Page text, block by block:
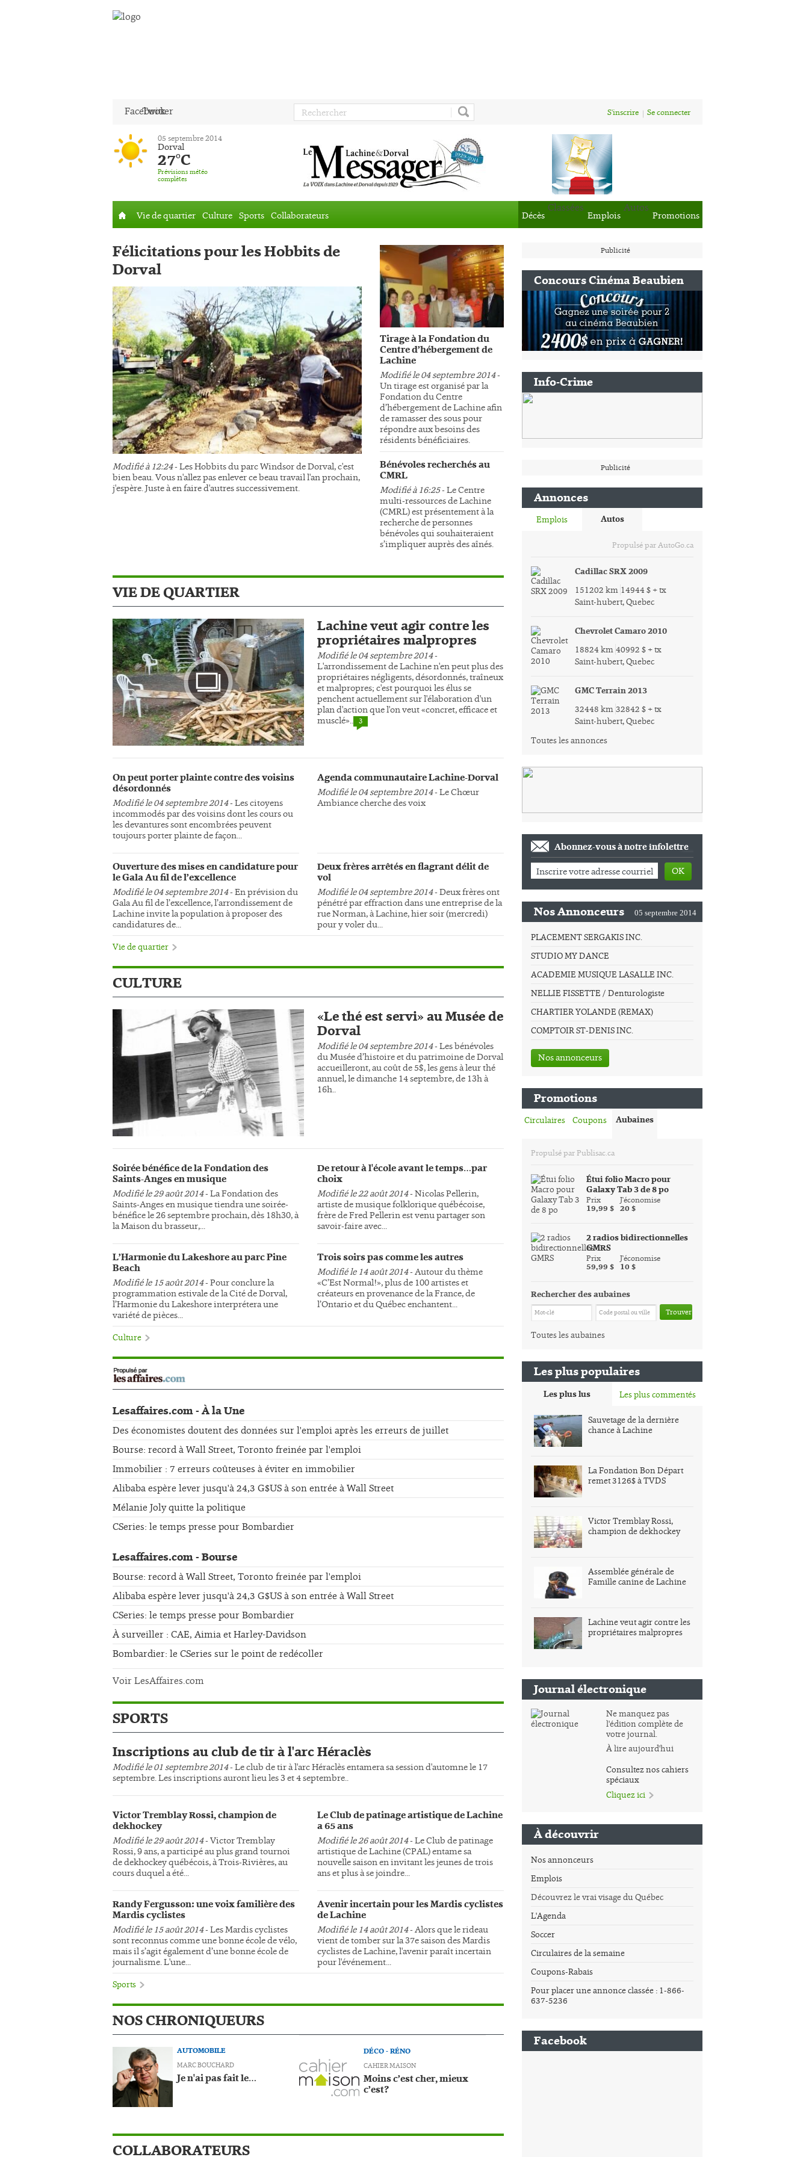
Facebook
Twitter S'inscrire Se connecter
05 septembre 2014
Dorval
27°C
Prévisions météo
complètes
Vie de quartier Culture Sports Collaborateurs Décès
Classées
Emplois
Autos
Promotions
Félicitations pour les Hobbits de
Dorval
Modifié à 12:24- Les Hobbits du parc Windsor de Dorval, c'est
bien beau. Vous n'allez pas enlever ce beau travail l'an prochain,
j'espère. Juste à en faire d'autres successivement.
Tirage à la Fondation du
Centre d’hébergement de
Lachine
Modifié le 04 septembre 2014-
Un tirage est organisé par la
Fondation du Centre
d’hébergement de Lachine afin
de ramasser des sous pour
répondre aux besoins des
résidents bénéficiaires.
Bénévoles recherchés au
CMRL
Modifié à 16:25- Le Centre
multi-ressources de Lachine
(CMRL) est présentement à la
recherche de personnes
bénévoles qui souhaiteraient
s’impliquer auprès des aînés.
VIE DE QUARTIER
Lachine veut agir contre les
propriétaires malpropres
Modifié le 04 septembre 2014-
L'arrondissement de Lachine n'en peut plus des
propriétaires négligents, désordonnés, traîneux
et malpropres; c'est pourquoi les élus se
penchent actuellement sur l'élaboration d'un
plan d'action que l'on veut «concret, efficace et
musclé».. 3
Photo
On peut porter plainte contre des voisins
désordonnés
Modifié le 04 septembre 2014- Les citoyens
incommodés par des voisins dont les cours ou
les devantures sont encombrées peuvent
toujours porter plainte de façon...
Ouverture des mises en candidature pour
le Gala Au fil de l’excellence
Modifié le 04 septembre 2014- En prévision du
Gala Au fil de l’excellence, l’arrondissement de
Lachine invite la population à proposer des
candidatures de...
Agenda communautaire Lachine-Dorval
Modifié le 04 septembre 2014- Le Chœur
Ambiance cherche des voix
Deux frères arrêtés en flagrant délit de
vol
Modifié le 04 septembre 2014- Deux frères ont
pénétré par effraction dans une entreprise de la
rue Norman, à Lachine, hier soir (mercredi)
pour y voler du...
Vie de quartier
CULTURE
«Le thé est servi» au Musée de
Dorval
Modifié le 04 septembre 2014- Les bénévoles
du Musée d’histoire et du patrimoine de Dorval
accueilleront, au coût de 5$, les gens à leur thé
annuel, le dimanche 14 septembre, de 13h à
16h..
Soirée bénéfice de la Fondation des
Saints-Anges en musique
Modifié le 29 août 2014- La Fondation des
Saints-Anges en musique tiendra une soirée-
bénéfice le 26 septembre prochain, dès 18h30, à
la Maison du brasseur,...
L’Harmonie du Lakeshore au parc Pine
Beach
Modifié le 15 août 2014- Pour conclure la
programmation estivale de la Cité de Dorval,
l’Harmonie du Lakeshore interprétera une
variété de pièces...
De retour à l'école avant le temps…par
choix
Modifié le 22 août 2014- Nicolas Pellerin,
artiste de musique folklorique québécoise,
frère de Fred Pellerin est venu partager son
savoir-faire avec...
Trois soirs pas comme les autres
Modifié le 14 août 2014- Autour du thème
«C’Est Normal!», plus de 100 artistes et
créateurs en provenance de la France, de
l’Ontario et du Québec enchantent...
Culture
Lesaffaires.com - À la Une
Des économistes doutent des données sur l'emploi après les erreurs de juillet
Bourse: record à Wall Street, Toronto freinée par l'emploi
Immobilier : 7 erreurs coûteuses à éviter en immobilier
Alibaba espère lever jusqu'à 24,3 G$US à son entrée à Wall Street
Mélanie Joly quitte la politique
CSeries: le temps presse pour Bombardier
Lesaffaires.com - Bourse
Bourse: record à Wall Street, Toronto freinée par l'emploi
Alibaba espère lever jusqu'à 24,3 G$US à son entrée à Wall Street
CSeries: le temps presse pour Bombardier
À surveiller : CAE, Aimia et Harley-Davidson
Bombardier: le CSeries sur le point de redécoller
Voir LesAffaires.com
SPORTS
Inscriptions au club de tir à l'arc Héraclès
Modifié le 01 septembre 2014- Le club de tir à l'arc Héraclès entamera sa session d'automne le 17
septembre. Les inscriptions auront lieu les 3 et 4 septembre..
Victor Tremblay Rossi, champion de
dekhockey
Modifié le 29 août 2014- Victor Tremblay
Rossi, 9 ans, a participé au plus grand tournoi
de dekhockey québécois, à Trois-Rivières, au
cours duquel a été...
Randy Fergusson: une voix familière des
Mardis cyclistes
Modifié le 15 août 2014- Les Mardis cyclistes
sont reconnus comme une bonne école de vélo,
mais il s’agit également d’une bonne école de
journalisme. L'une...
Le Club de patinage artistique de Lachine
a 65 ans
Modifié le 26 août 2014- Le Club de patinage
artistique de Lachine (CPAL) entame sa
nouvelle saison en invitant les jeunes de trois
ans et plus à se joindre...
Avenir incertain pour les Mardis cyclistes
de Lachine
Modifié le 14 août 2014- Alors que le rideau
vient de tomber sur la 37e saison des Mardis
cyclistes de Lachine, l'avenir paraît incertain
pour l'événement...
Sports
NOS CHRONIQUEURS
AUTOMOBILE
MARC BOUCHARD
Je n'ai pas fait le…
DÉCO - RÉNO
CAHIER MAISON
Moins c’est cher, mieux
c’est?
COLLABORATEURS
Publicité
Concours Cinéma Beaubien
Info-Crime
Publicité
Annonces
Emplois Autos
Propulsé par AutoGo.ca
Cadillac SRX 2009
151202 km 14944 $ + tx
Saint-hubert, Quebec
Chevrolet Camaro 2010
18824 km 40992 $ + tx
Saint-hubert, Quebec
GMC Terrain 2013
32448 km 32842 $ + tx
Saint-hubert, Quebec
Toutes les annonces
Abonnez-vous à notre infolettre
OK
Nos Annonceurs 05 septembre 2014
PLACEMENT SERGAKIS INC.
STUDIO MY DANCE
ACADEMIE MUSIQUE LASALLE INC.
NELLIE FISSETTE / Denturologiste
CHARTIER YOLANDE (REMAX)
COMPTOIR ST-DENIS INC.
Nos annonceurs
Promotions
Circulaires Coupons Aubaines
Propulsé par Publisac.ca
Étui folio Macro pour
Galaxy Tab 3 de 8 po
Prix
19,99 $
J'économise
20 $
2 radios bidirectionnelles
GMRS
Prix
59,99 $
J'économise
10 $
Rechercher des aubaines
Trouver
Toutes les aubaines
Les plus populaires
Les plus lus Les plus commentés
Sauvetage de la dernière
chance à Lachine
La Fondation Bon Départ
remet 3126$ à TVDS
Victor Tremblay Rossi,
champion de dekhockey
Assemblée générale de
Famille canine de Lachine
Lachine veut agir contre les
propriétaires malpropres
Journal électronique
Ne manquez pas
l'édition complète de
votre journal.
À lire aujourd'hui
Consultez nos cahiers
spéciaux
Cliquez ici
À découvrir
Nos annonceurs
Emplois
Découvrez le vrai visage du Québec
L'Agenda
Soccer
Circulaires de la semaine
Coupons-Rabais
Pour placer une annonce classée : 1-866-
637-5236
Facebook